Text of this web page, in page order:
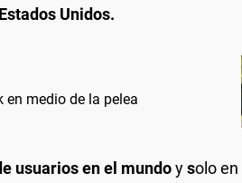
Unidos.
en medio de la pelea
usuarios en el mundoysolo en